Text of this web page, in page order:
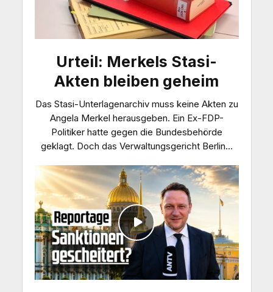
Urteil: Merkels Stasi-
Akten bleiben geheim
Das Stasi-Unterlagenarchiv muss keine Akten zu
Angela Merkel herausgeben. Ein Ex-FDP-
Politiker hatte gegen die Bundesbehörde
geklagt. Doch das Verwaltungsgericht Berlin...